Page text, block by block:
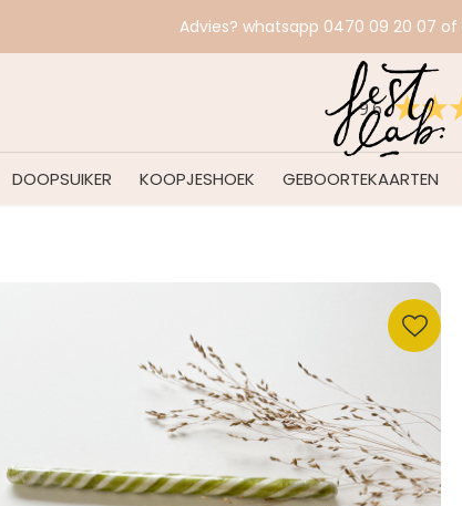
DOOPSUIKER KOOPJESHOEK GEBOORTEKAARTEN
9.6
Advies? whatsapp 0470 09 20 07 of